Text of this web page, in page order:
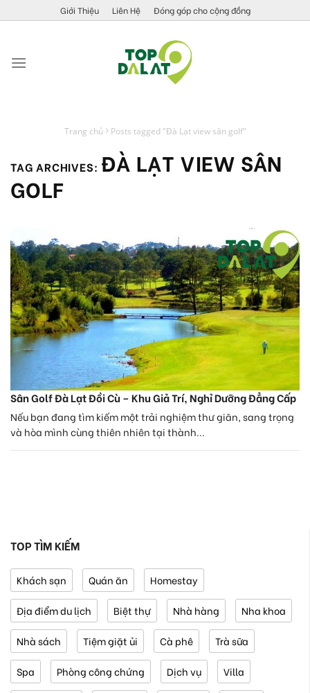
to
Giới Thiệu Liên Hệ Đóng góp cho cộng đồng
Trang chủ Posts tagged "Đà Lạt view sân golf"
TAG ARCHIVES: ĐÀ LẠT VIEW SÂN
GOLF
Sân Golf Đà Lạt Đồi Cù – Khu Giả Trí, Nghỉ Dưỡng Đẳng Cấp
Nếu bạn đang tìm kiếm một trải nghiệm thư giãn, sang trọng
và hòa mình cùng thiên nhiên tại thành...
TOP TÌM KIẾM
Khách sạn Quán ăn Homestay
Địa điểm du lịch Biệt thự Nhà hàng Nha khoa
Nhà sách Tiệm giặt ủi Cà phê Trà sữa
Spa Phòng công chứng Dịch vụ Villa